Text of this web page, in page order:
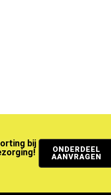
bij
ONDERDEEL
AANVRAGEN